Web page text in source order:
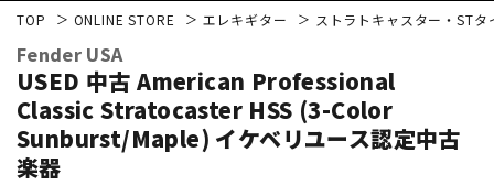
エレキギター アコギ/エレアコ
TOP ONLINE STORE エレキギター ストラトキャスター・STタ
Fender USA
USED 中古 American Professional
Classic Stratocaster HSS (3-Color
Sunburst/Maple) イケベリユース認定中古
楽器